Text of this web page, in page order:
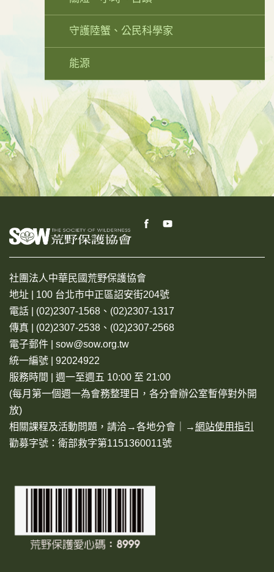
守護陸蟹、公民科學家
能源
社團法人中華民國荒野保護協會
地址 | 100 台北市中正區詔安街204號
電話 | (02)2307-1568、(02)2307-1317
傳真 | (02)2307-2538、(02)2307-2568
電子郵件 | sow@sow.org.tw
統一編號 | 92024922
服務時間 | 週一至週五 10:00 至 21:00
(每月第一個週一為會務整理日，各分會辦公室暫停對外開
放)
相關課程及活動問題，請洽→各地分會 ｜→網站使用指引
勸募字號：衛部救字第1151360011號